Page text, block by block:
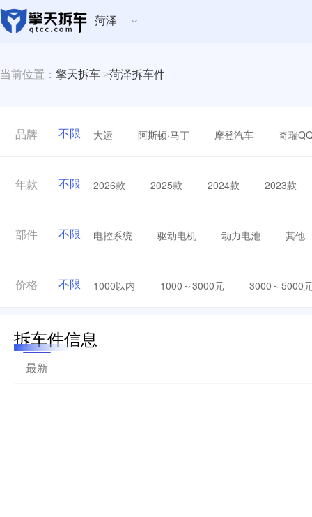
菏泽
当前位置： 擎天拆车 >菏泽拆车件
品牌 不限 大运 阿斯顿·马丁 摩登汽车 奇瑞
年款 不限 2026款 2025款 2024款 2023款
部件 不限 电控系统 驱动电机 动力电池 其他
价格 不限 1000以内 1000～3000元 3000～5000
拆车件信息
最新